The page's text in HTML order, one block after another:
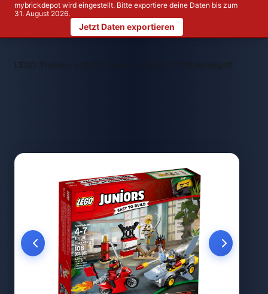
mybrickdepot wird eingestellt. Bitte exportiere deine Daten bis zum
31. August 2026.
Jetzt Daten exportieren
LEGO Themen > LEGO 10739 Haiangriff